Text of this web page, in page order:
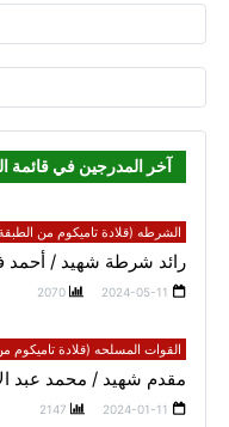
آخر المدرجين في
الشرطه (قلادة تاميكوم من الطبقة
رائد شرطة شهيد / أحمد
2024-05-11
2070
القوات المسلحه (قلادة تاميكوم
مقدم شهيد / محمد عبد
2024-01-11
2147